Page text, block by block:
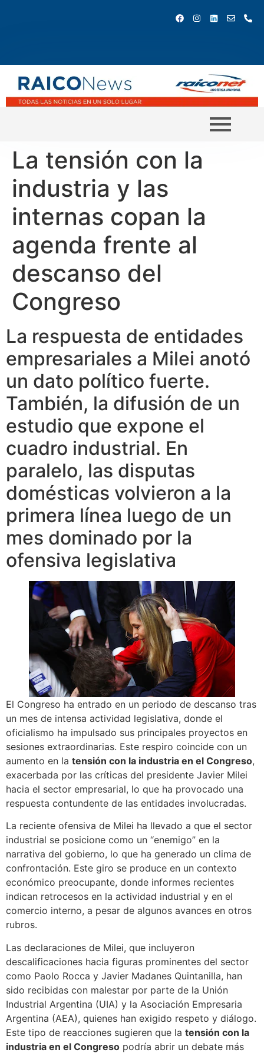
La tensión con la
industria y las
internas copan la
agenda frente al
descanso del
Congreso
La respuesta de entidades
empresariales a Milei anotó
un dato político fuerte.
También, la difusión de un
estudio que expone el
cuadro industrial. En
paralelo, las disputas
domésticas volvieron a la
primera línea luego de un
mes dominado por la
ofensiva legislativa
El Congreso ha entrado en un periodo de descanso tras
un mes de intensa actividad legislativa, donde el
oficialismo ha impulsado sus principales proyectos en
sesiones extraordinarias. Este respiro coincide con un
aumento en la tensión con la industria en el Congreso,
exacerbada por las críticas del presidente Javier Milei
hacia el sector empresarial, lo que ha provocado una
respuesta contundente de las entidades involucradas.
La reciente ofensiva de Milei ha llevado a que el sector
industrial se posicione como un “enemigo” en la
narrativa del gobierno, lo que ha generado un clima de
confrontación. Este giro se produce en un contexto
económico preocupante, donde informes recientes
indican retrocesos en la actividad industrial y en el
comercio interno, a pesar de algunos avances en otros
rubros.
Las declaraciones de Milei, que incluyeron
descalificaciones hacia figuras prominentes del sector
como Paolo Rocca y Javier Madanes Quintanilla, han
sido recibidas con malestar por parte de la Unión
Industrial Argentina (UIA) y la Asociación Empresaria
Argentina (AEA), quienes han exigido respeto y diálogo.
Este tipo de reacciones sugieren que la tensión con la
industria en el Congreso podría abrir un debate más